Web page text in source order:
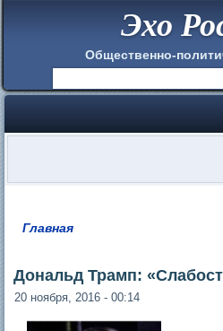
Эхо
Общественно-
Главная
Дональд Трамп:
20 ноября, 2016 - 00:14